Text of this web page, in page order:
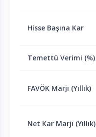
Hisse Başına Kar
Temettü Verimi (%)
FAVÖK Marjı (Yıllık)
Net Kar Marjı (Yıllık)